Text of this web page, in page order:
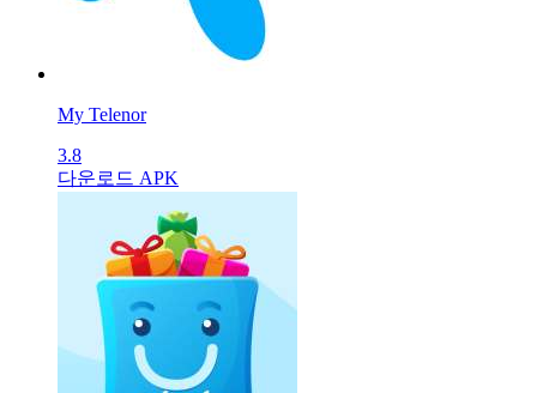
My Telenor
3.8
다운로드 APK